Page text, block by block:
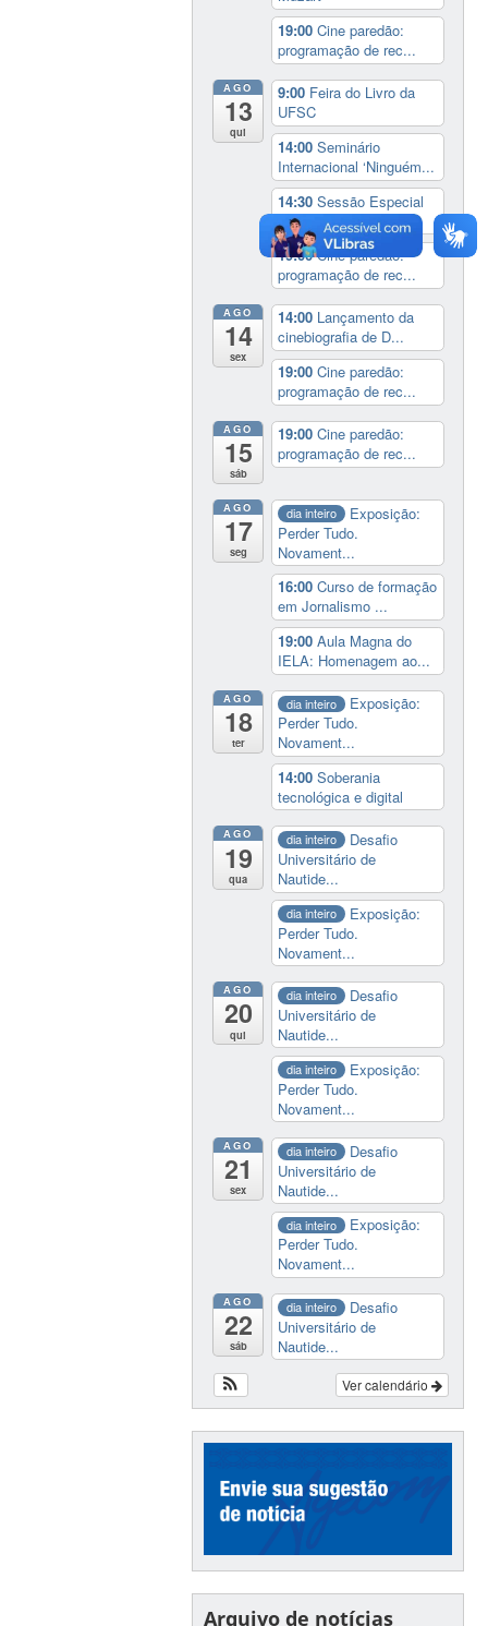
19:00Cine paredão:
programação de rec...
AGO
13
qui
9:00 Feira do Livro da
UFSC
14:00Seminário
Internacional ‘Ninguém...
14:30Sessão Especial
do Conselho Esta...
19:00Cine paredão:
programação de rec...
AGO
14
sex
14:00 Lançamento da
cinebiografia de D...
19:00Cine paredão:
programação de rec...
AGO
15
sáb
19:00Cine paredão:
programação de rec...
AGO
17
seg
dia inteiro
Exposição:
Perder Tudo.
Novament...
16:00Curso de formação
em Jornalismo ...
19:00Aula Magna do
IELA: Homenagem ao...
AGO
18
ter
dia inteiro
Exposição:
Perder Tudo.
Novament...
14:00Soberania
tecnológica e digital
AGO
19
qua
dia inteiro
Desafio
Universitário de
Nautide...
dia inteiro
Exposição:
Perder Tudo.
Novament...
AGO
20
qui
dia inteiro
Desafio
Universitário de
Nautide...
dia inteiro
Exposição:
Perder Tudo.
Novament...
AGO
21
sex
dia inteiro
Desafio
Universitário de
Nautide...
dia inteiro
Exposição:
Perder Tudo.
Novament...
AGO
22
sáb
dia inteiro
Desafio
Universitário de
Nautide...
Ver calendário
Arquivo de notícias